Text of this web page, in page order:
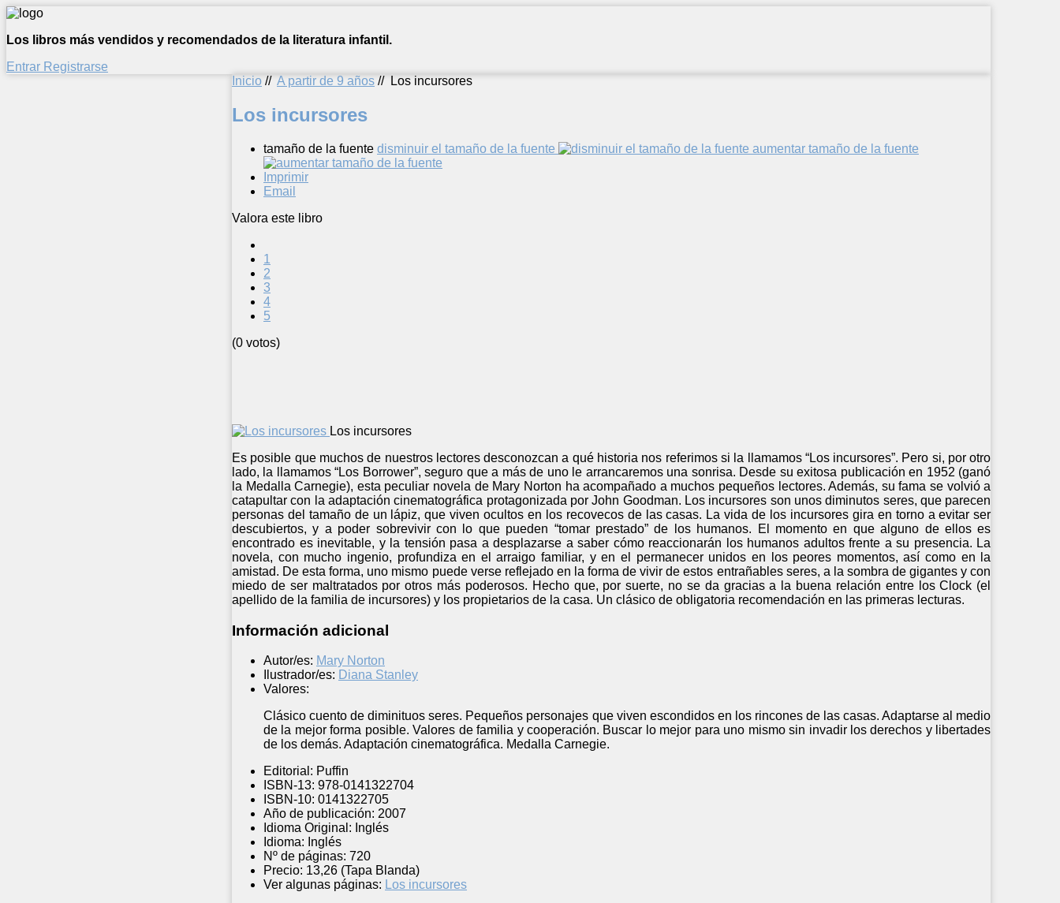
Los libros más vendidos y recomendados de la literatura infantil.
Entrar Registrarse
Inicio // A partir de 9 años // Los incursores
Los incursores
tamaño de la fuente disminuir el tamaño de la fuente aumentar tamaño de la fuente
Imprimir
Email
Valora este libro
1
2
3
4
5
(0 votos)
Los incursores
Es posible que muchos de nuestros lectores desconozcan a qué historia nos referimos si la llamamos “Los incursores”. Pero si, por otro
lado, la llamamos “Los Borrower”, seguro que a más de uno le arrancaremos una sonrisa. Desde su exitosa publicación en 1952 (ganó
la Medalla Carnegie), esta peculiar novela de Mary Norton ha acompañado a muchos pequeños lectores. Además, su fama se volvió a
catapultar con la adaptación cinematográfica protagonizada por John Goodman. Los incursores son unos diminutos seres, que parecen
personas del tamaño de un lápiz, que viven ocultos en los recovecos de las casas. La vida de los incursores gira en torno a evitar ser
descubiertos, y a poder sobrevivir con lo que pueden “tomar prestado” de los humanos. El momento en que alguno de ellos es
encontrado es inevitable, y la tensión pasa a desplazarse a saber cómo reaccionarán los humanos adultos frente a su presencia. La
novela, con mucho ingenio, profundiza en el arraigo familiar, y en el permanecer unidos en los peores momentos, así como en la
amistad. De esta forma, uno mismo puede verse reflejado en la forma de vivir de estos entrañables seres, a la sombra de gigantes y con
miedo de ser maltratados por otros más poderosos. Hecho que, por suerte, no se da gracias a la buena relación entre los Clock (el
apellido de la familia de incursores) y los propietarios de la casa. Un clásico de obligatoria recomendación en las primeras lecturas.
Información adicional
Autor/es: Mary Norton
Ilustrador/es: Diana Stanley
Valores:
Clásico cuento de diminituos seres. Pequeños personajes que viven escondidos en los rincones de las casas. Adaptarse al medio
de la mejor forma posible. Valores de familia y cooperación. Buscar lo mejor para uno mismo sin invadir los derechos y libertades
de los demás. Adaptación cinematográfica. Medalla Carnegie.
Editorial: Puffin
ISBN-13: 978-0141322704
ISBN-10: 0141322705
Año de publicación: 2007
Idioma Original: Inglés
Idioma: Inglés
Nº de páginas: 720
Precio: 13,26 (Tapa Blanda)
Ver algunas páginas: Los incursores